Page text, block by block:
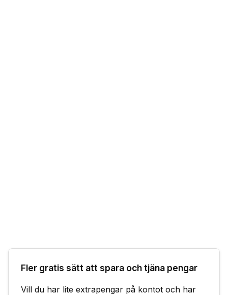
Fler gratis sätt att spara och tjäna pengar
Vill du har lite extrapengar på kontot och har